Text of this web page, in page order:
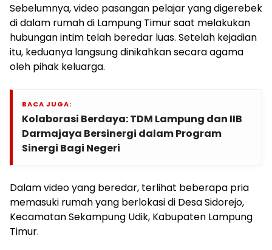
Sebelumnya, video pasangan pelajar yang digerebek
di dalam rumah di Lampung Timur saat melakukan
hubungan intim telah beredar luas. Setelah kejadian
itu, keduanya langsung dinikahkan secara agama
oleh pihak keluarga.
BACA JUGA:
Kolaborasi Berdaya: TDM Lampung dan IIB
Darmajaya Bersinergi dalam Program
Sinergi Bagi Negeri
Dalam video yang beredar, terlihat beberapa pria
memasuki rumah yang berlokasi di Desa Sidorejo,
Kecamatan Sekampung Udik, Kabupaten Lampung
Timur.